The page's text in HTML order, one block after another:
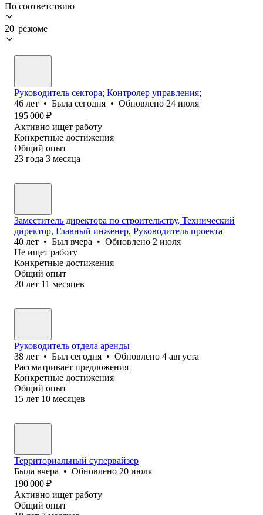
По соответствию
20 резюме
Руководитель сектора; Контролер управления;
46 лет • Была сегодня • Обновлено 24 июля
195 000 ₽
Активно ищет работу
Конкретные достижения
Общий опыт
23 года 3 месяца
Заместитель директора по строительству, Технический
директор, Главный инженер, Руководитель проекта
40 лет • Был вчера • Обновлено 2 июля
Не ищет работу
Конкретные достижения
Общий опыт
20 лет 11 месяцев
Руководитель отдела аренды
38 лет • Был сегодня • Обновлено 4 августа
Рассматривает предложения
Конкретные достижения
Общий опыт
15 лет 10 месяцев
Территориальный супервайзер
Была вчера • Обновлено 20 июля
190 000 ₽
Активно ищет работу
Общий опыт